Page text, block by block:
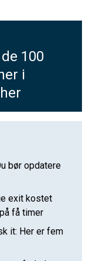
100
i
bør opdatere
exit kostet
få timer
it: Her er fem